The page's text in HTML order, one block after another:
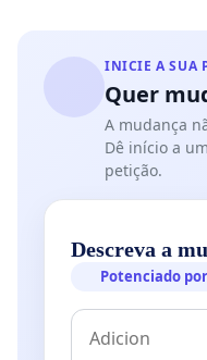
INICIE A SUA
Quer
A mudança
Dê início a
petição.
Descreva a
Potenciado